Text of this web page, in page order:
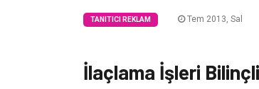
TANITICI REKLAM Tem 2013, Sal
İlaçlama İşleri Bilinçli